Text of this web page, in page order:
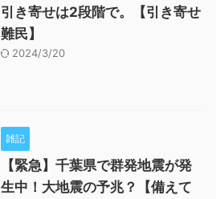
引き寄せは2段階で。【引き寄せ
難民】
2024/3/20
雑記
【緊急】千葉県で群発地震が発
生中！大地震の予兆？【備えて